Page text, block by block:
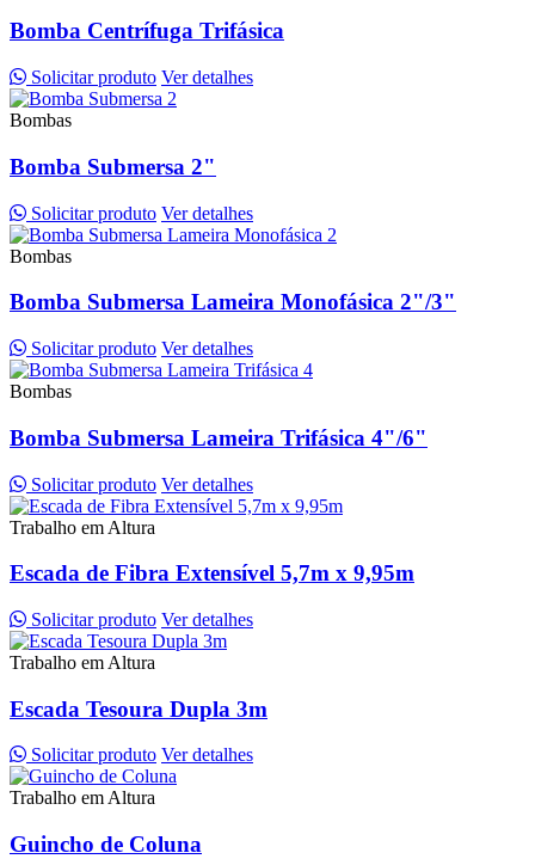
Bomba Centrífuga Trifásica
Solicitar produto Ver detalhes
Bombas
Bomba Submersa 2"
Solicitar produto Ver detalhes
Bombas
Bomba Submersa Lameira Monofásica 2"/3"
Solicitar produto Ver detalhes
Bombas
Bomba Submersa Lameira Trifásica 4"/6"
Solicitar produto Ver detalhes
Trabalho em Altura
Escada de Fibra Extensível 5,7m x 9,95m
Solicitar produto Ver detalhes
Trabalho em Altura
Escada Tesoura Dupla 3m
Solicitar produto Ver detalhes
Trabalho em Altura
Guincho de Coluna